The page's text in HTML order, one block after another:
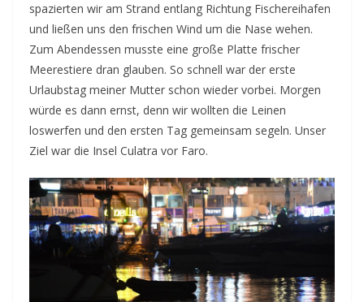
spazierten wir am Strand entlang Richtung Fischereihafen
und ließen uns den frischen Wind um die Nase wehen.
Zum Abendessen musste eine große Platte frischer
Meerestiere dran glauben. So schnell war der erste
Urlaubstag meiner Mutter schon wieder vorbei. Morgen
würde es dann ernst, denn wir wollten die Leinen
loswerfen und den ersten Tag gemeinsam segeln. Unser
Ziel war die Insel Culatra vor Faro.